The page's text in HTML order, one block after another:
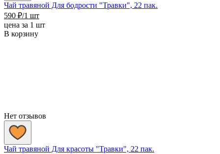
Чай травяной Для бодрости "Травки", 22 пак.
590 ₽/1 шт
цена за 1 шт
В корзину
Нет отзывов
Чай травяной Для красоты "Травки", 22 пак.